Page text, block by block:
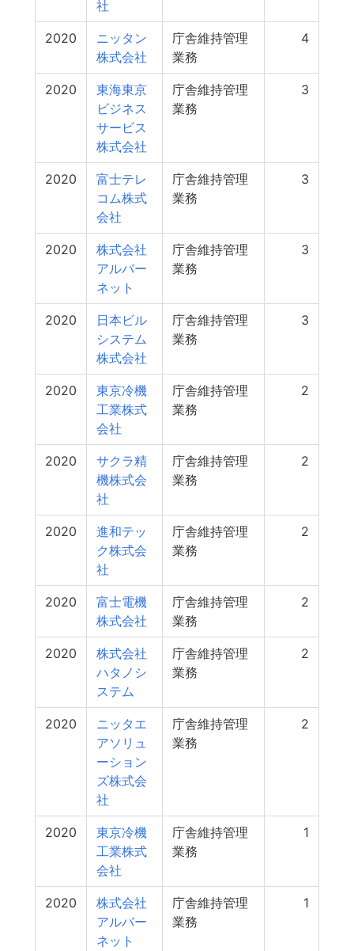
社
2020
ニッタン
株式会社
庁舎維持管理
業務
4
2020
東海東京
ビジネス
サービス
株式会社
庁舎維持管理
業務
3
2020
富士テレ
コム株式
会社
庁舎維持管理
業務
3
2020
株式会社
アルバー
ネット
庁舎維持管理
業務
3
2020
日本ビル
システム
株式会社
庁舎維持管理
業務
3
2020
東京冷機
工業株式
会社
庁舎維持管理
業務
2
2020
サクラ精
機株式会
社
庁舎維持管理
業務
2
2020
進和テッ
ク株式会
社
庁舎維持管理
業務
2
2020
富士電機
株式会社
庁舎維持管理
業務
2
2020
株式会社
ハタノシ
ステム
庁舎維持管理
業務
2
2020
ニッタエ
アソリュ
ーション
ズ株式会
社
庁舎維持管理
業務
2
2020
東京冷機
工業株式
会社
庁舎維持管理
業務
1
2020
株式会社
アルバー
ネット
庁舎維持管理
業務
1